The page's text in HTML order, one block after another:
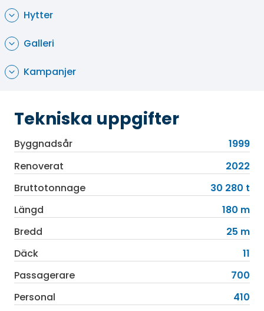
ett bibliotek. I gymmet finns förstklassig
utrustning och även många fitness-klasser
erbjuds såsom yoga i soluppgången. Dessutom
finns i spa-avdelningen ett stort utbud av
skönhetsbehandlingar, bland annat
tandblekning.
Hytter
Galleri
Kampanjer
Tekniska uppgifter
Byggnadsår
1999
Renoverat
2022
Bruttotonnage
30 280 t
Längd
180 m
Bredd
25 m
Däck
11
Passagerare
700
Personal
410